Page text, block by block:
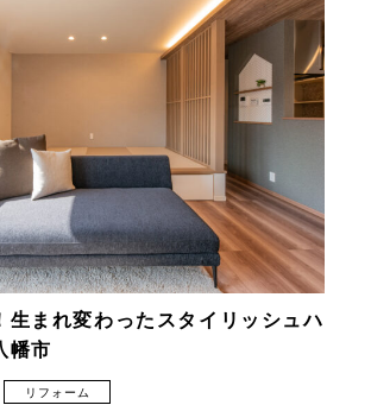
生まれ変わったスタイリッシュハ
幡市
リフォーム